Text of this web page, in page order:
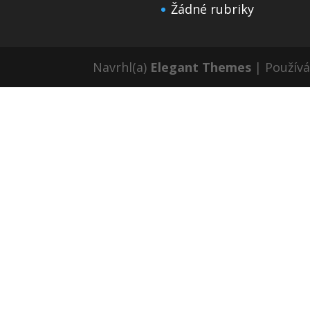
Žádné rubriky
Navrhl(a) Elegant Themes |